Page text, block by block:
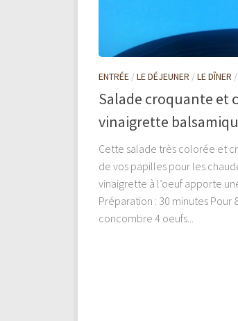
ENTRÉE /LE DÉJEUNER /LE DÎNER /
Salade croquante et
vinaigrette
Cette salade très colorée et
de vos papilles pour les
vinaigrette à l’oeuf apporte
Préparation : 30 minutes Pour
concombre 4 oeufs...